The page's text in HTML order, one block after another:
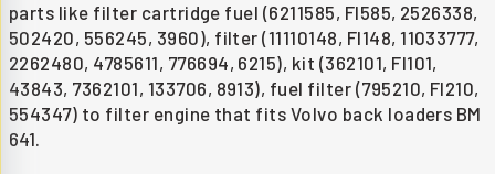
parts like filter cartridge fuel (6211585, FI585, 2526338,
502420, 556245, 3960), filter (11110148, FI148, 11033777,
2262480, 4785611, 776694, 6215), kit (362101, FI101,
43843, 7362101, 133706, 8913), fuel filter (795210, FI210,
554347) to filter engine that fits Volvo back loaders BM
641.